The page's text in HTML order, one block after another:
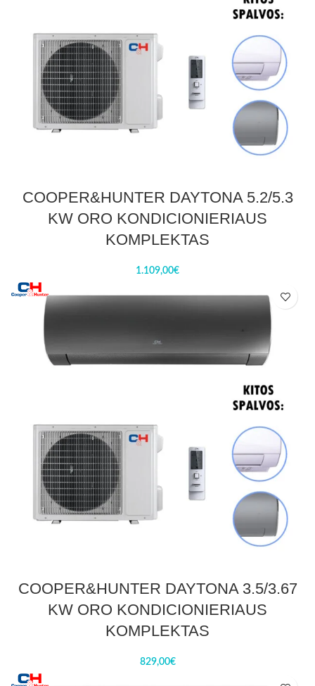
COOPER&HUNTER DAYTONA 5.2/5.3
KW ORO KONDICIONIERIAUS
KOMPLEKTAS
1.109,00€
COOPER&HUNTER DAYTONA 3.5/3.67
KW ORO KONDICIONIERIAUS
KOMPLEKTAS
829,00€